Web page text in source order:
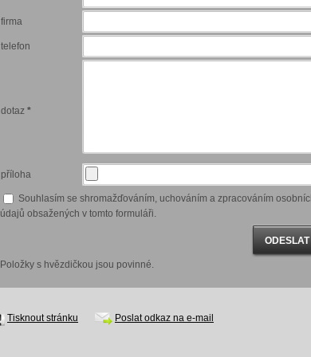
firma
telefon
dotaz *
příloha
Souhlasím se shromažďováním, uchováním a zpracováním
údajů obsažených v tomto formuláři.
Položky s hvězdičkou jsou povinné.
Tisknout stránku Poslat odkaz na e-mail